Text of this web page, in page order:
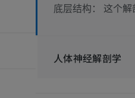
底层结构： 这个
人体神经解剖学